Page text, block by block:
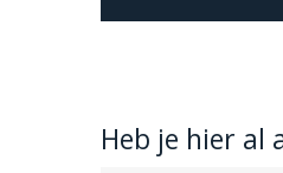
Heb je hier al